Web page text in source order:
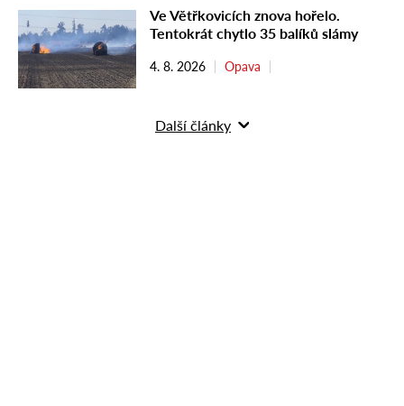
Ve Větřkovicích znova hořelo.
Tentokrát chytlo 35 balíků slámy
4. 8. 2026 Opava
Další články